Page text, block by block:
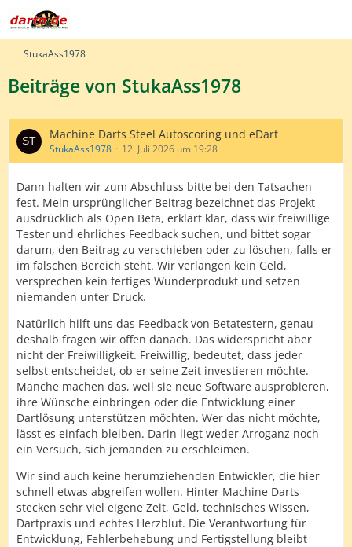
StukaAss1978
Beiträge von StukaAss1978
Machine Darts Steel Autoscoring und eDart
StukaAss1978 12. Juli 2026 um 19:28
Dann halten wir zum Abschluss bitte bei den Tatsachen
fest. Mein ursprünglicher Beitrag bezeichnet das Projekt
ausdrücklich als Open Beta, erklärt klar, dass wir freiwillige
Tester und ehrliches Feedback suchen, und bittet sogar
darum, den Beitrag zu verschieben oder zu löschen, falls er
im falschen Bereich steht. Wir verlangen kein Geld,
versprechen kein fertiges Wunderprodukt und setzen
niemanden unter Druck.
Natürlich hilft uns das Feedback von Betatestern, genau
deshalb fragen wir offen danach. Das widerspricht aber
nicht der Freiwilligkeit. Freiwillig, bedeutet, dass jeder
selbst entscheidet, ob er seine Zeit investieren möchte.
Manche machen das, weil sie neue Software ausprobieren,
ihre Wünsche einbringen oder die Entwicklung einer
Dartlösung unterstützen möchten. Wer das nicht möchte,
lässt es einfach bleiben. Darin liegt weder Arroganz noch
ein Versuch, sich jemanden zu erschleimen.
Wir sind auch keine herumziehenden Entwickler, die hier
schnell etwas abgreifen wollen. Hinter Machine Darts
stecken sehr viel eigene Zeit, Geld, technisches Wissen,
Dartpraxis und echtes Herzblut. Die Verantwortung für
Entwicklung, Fehlerbehebung und Fertigstellung bleibt